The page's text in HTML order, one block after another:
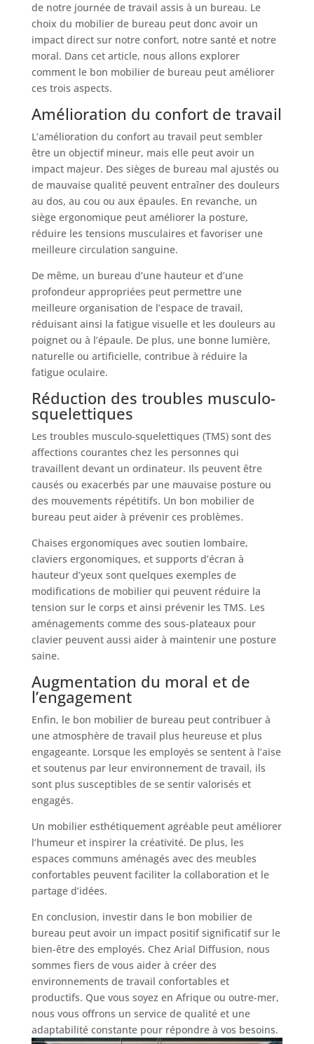
de notre journée de travail assis à un bureau. Le
choix du mobilier de bureau peut donc avoir un
impact direct sur notre confort, notre santé et notre
moral. Dans cet article, nous allons explorer
comment le bon mobilier de bureau peut améliorer
ces trois aspects.
Amélioration du confort de travail
L’amélioration du confort au travail peut sembler
être un objectif mineur, mais elle peut avoir un
impact majeur. Des sièges de bureau mal ajustés ou
de mauvaise qualité peuvent entraîner des douleurs
au dos, au cou ou aux épaules. En revanche, un
siège ergonomique peut améliorer la posture,
réduire les tensions musculaires et favoriser une
meilleure circulation sanguine.
De même, un bureau d’une hauteur et d’une
profondeur appropriées peut permettre une
meilleure organisation de l’espace de travail,
réduisant ainsi la fatigue visuelle et les douleurs au
poignet ou à l’épaule. De plus, une bonne lumière,
naturelle ou artificielle, contribue à réduire la
fatigue oculaire.
Réduction des troubles musculo-
squelettiques
Les troubles musculo-squelettiques (TMS) sont des
affections courantes chez les personnes qui
travaillent devant un ordinateur. Ils peuvent être
causés ou exacerbés par une mauvaise posture ou
des mouvements répétitifs. Un bon mobilier de
bureau peut aider à prévenir ces problèmes.
Chaises ergonomiques avec soutien lombaire,
claviers ergonomiques, et supports d’écran à
hauteur d’yeux sont quelques exemples de
modifications de mobilier qui peuvent réduire la
tension sur le corps et ainsi prévenir les TMS. Les
aménagements comme des sous-plateaux pour
clavier peuvent aussi aider à maintenir une posture
saine.
Augmentation du moral et de
l’engagement
Enfin, le bon mobilier de bureau peut contribuer à
une atmosphère de travail plus heureuse et plus
engageante. Lorsque les employés se sentent à l’aise
et soutenus par leur environnement de travail, ils
sont plus susceptibles de se sentir valorisés et
engagés.
Un mobilier esthétiquement agréable peut améliorer
l’humeur et inspirer la créativité. De plus, les
espaces communs aménagés avec des meubles
confortables peuvent faciliter la collaboration et le
partage d’idées.
En conclusion, investir dans le bon mobilier de
bureau peut avoir un impact positif significatif sur le
bien-être des employés. Chez Arial Diffusion, nous
sommes fiers de vous aider à créer des
environnements de travail confortables et
productifs. Que vous soyez en Afrique ou outre-mer,
nous vous offrons un service de qualité et une
adaptabilité constante pour répondre à vos besoins.